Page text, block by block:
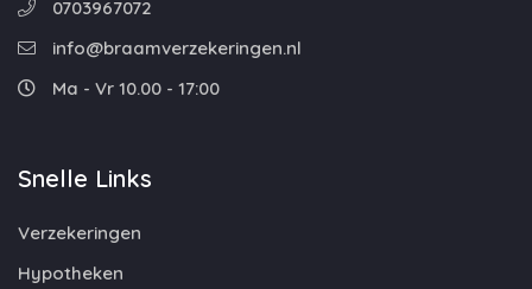
0703967072
info@braamverzekeringen.nl
Ma - Vr 10.00 - 17:00
Snelle Links
Verzekeringen
Hypotheken